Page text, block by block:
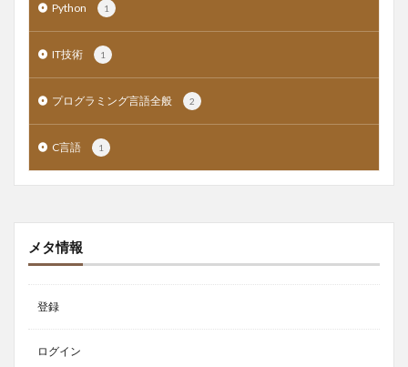
Python 1
IT技術 1
プログラミング言語全般 2
C言語 1
メタ情報
登録
ログイン